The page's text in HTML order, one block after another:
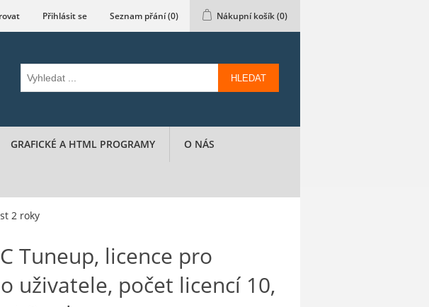
Přihlásit se Seznam přání(0) Nákupní košík(0)
HLEDAT
GRAFICKÉ A HTML PROGRAMY O NÁS
2 roky
Tuneup, licence pro
uživatele, počet licencí 10,